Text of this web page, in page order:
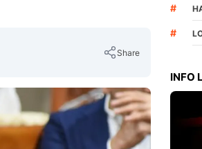
Share
Copy Link
#
#
INFO